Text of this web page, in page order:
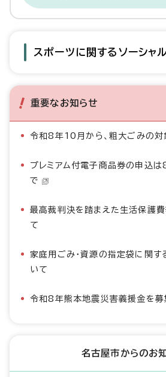
スポーツに関するソーシャ
重要なお知らせ
令和8年10月から、粗大ごみの対
プレミアム付電子商品券の申込は
で
最高裁判決を踏まえた生活保護
て
家庭用ごみ・資源の指定袋に関
いて
令和8年熊本地震災害義援金を募
名古屋市からのお